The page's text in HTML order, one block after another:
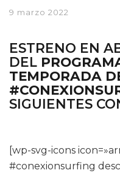
9 marzo 2022
ESTRENO EN
DEL
TEMPORADA
SIGUIENTES
[wp-svg-icons
#conexionsurfing